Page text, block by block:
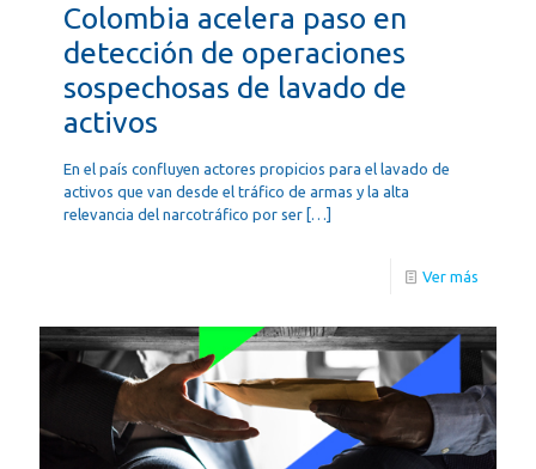
Colombia acelera paso en
detección de operaciones
sospechosas de lavado de
activos
En el país confluyen actores propicios para el lavado de
activos que van desde el tráfico de armas y la alta
relevancia del narcotráfico por ser […]
Ver más